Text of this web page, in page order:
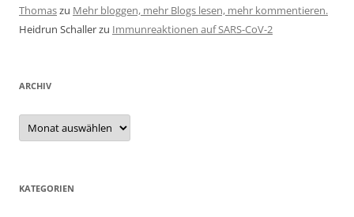
Thomaszu Mehr bloggen, mehr Blogs lesen, mehr kommentieren.
Heidrun Schallerzu Immunreaktionen auf SARS-CoV-2
ARCHIV
Archiv
KATEGORIEN